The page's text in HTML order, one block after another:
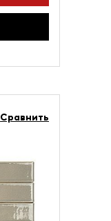
Сравнить